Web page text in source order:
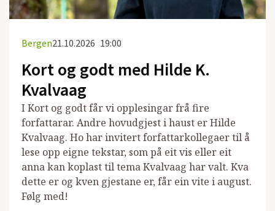
Bergen21.10.2026 19:00
Kort og godt med Hilde K.
Kvalvaag
I Kort og godt får vi opplesingar frå fire
forfattarar. Andre hovudgjest i haust er Hilde
Kvalvaag. Ho har invitert forfattarkollegaer til å
lese opp eigne tekstar, som på eit vis eller eit
anna kan koplast til tema Kvalvaag har valt. Kva
dette er og kven gjestane er, får ein vite i august.
Følg med!